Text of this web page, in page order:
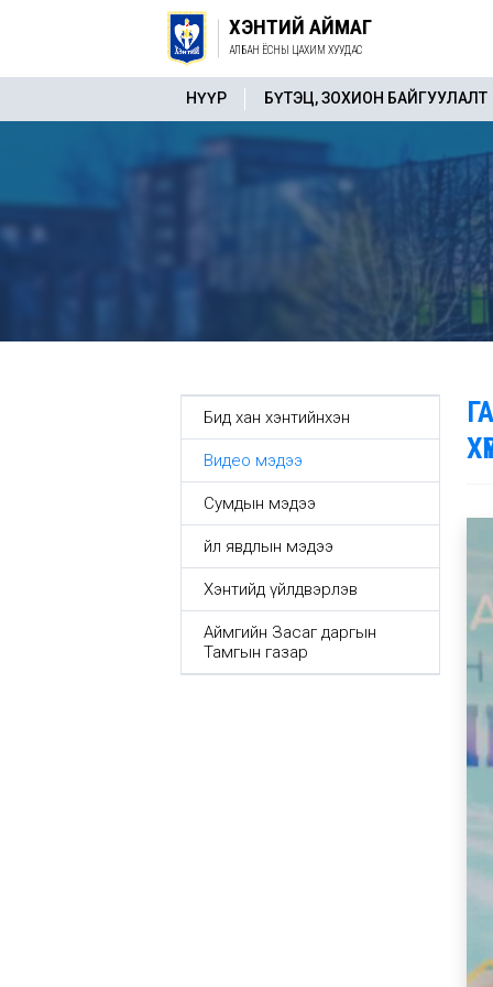
ХЭНТИЙ АЙМАГ
АЛБАН ЁСНЫ ЦАХИМ ХУУДАС
НҮҮР БҮТЭЦ, ЗОХИОН БАЙГУУЛАЛТ
Бид хан хэнтийнхэн
Видео мэдээ
Сумдын мэдээ
Үйл явдлын мэдээ
Хэнтийд үйлдвэрлэв
Аймгийн Засаг даргын
Тамгын газар